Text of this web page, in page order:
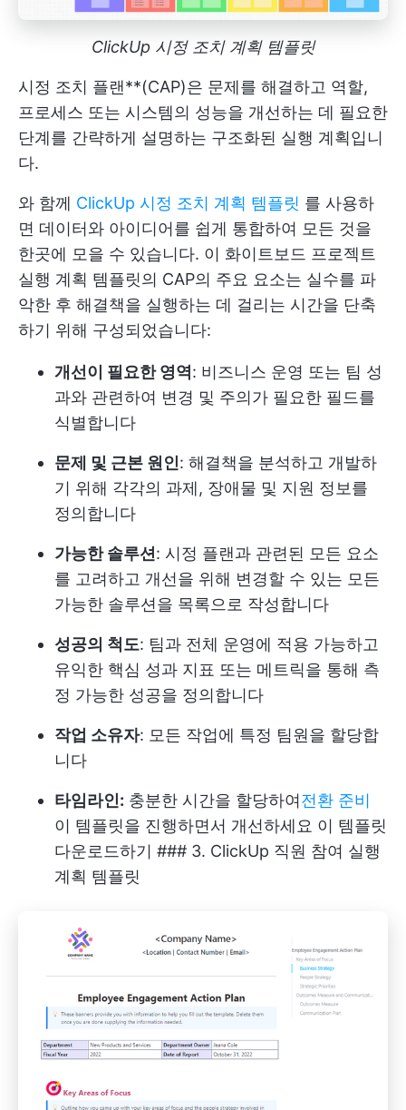
ClickUp 시정 조치 계획 템플릿
시정 조치 플랜**(CAP)은 문제를 해결하고 역할,
프로세스 또는 시스템의 성능을 개선하는 데 필요한
단계를 간략하게 설명하는 구조화된 실행 계획입니
다.
와 함께 ClickUp 시정 조치 계획 템플릿 를 사용하
면 데이터와 아이디어를 쉽게 통합하여 모든 것을
한곳에 모을 수 있습니다. 이 화이트보드 프로젝트
실행 계획 템플릿의 CAP의 주요 요소는 실수를 파
악한 후 해결책을 실행하는 데 걸리는 시간을 단축
하기 위해 구성되었습니다:
개선이 필요한 영역 : 비즈니스 운영 또는 팀 성
과와 관련하여 변경 및 주의가 필요한 필드를
식별합니다
문제 및 근본 원인: 해결책을 분석하고 개발하
기 위해 각각의 과제, 장애물 및 지원 정보를
정의합니다
가능한 솔루션: 시정 플랜과 관련된 모든 요소
를 고려하고 개선을 위해 변경할 수 있는 모든
가능한 솔루션을 목록으로 작성합니다
성공의 척도: 팀과 전체 운영에 적용 가능하고
유익한 핵심 성과 지표 또는 메트릭을 통해 측
정 가능한 성공을 정의합니다
작업 소유자: 모든 작업에 특정 팀원을 할당합
니다
타임라인: 충분한 시간을 할당하여전환 준비
이 템플릿을 진행하면서 개선하세요 이 템플릿
다운로드하기 ### 3. ClickUp 직원 참여 실행
계획 템플릿